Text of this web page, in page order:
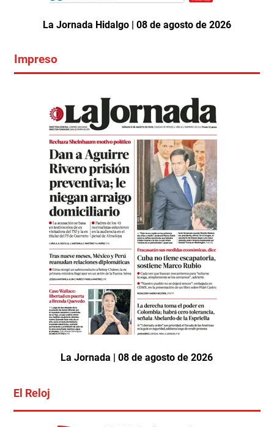
La Jornada Hidalgo | 08 de agosto de 2026
Impreso
La Jornada | 08 de agosto de 2026
El Reloj